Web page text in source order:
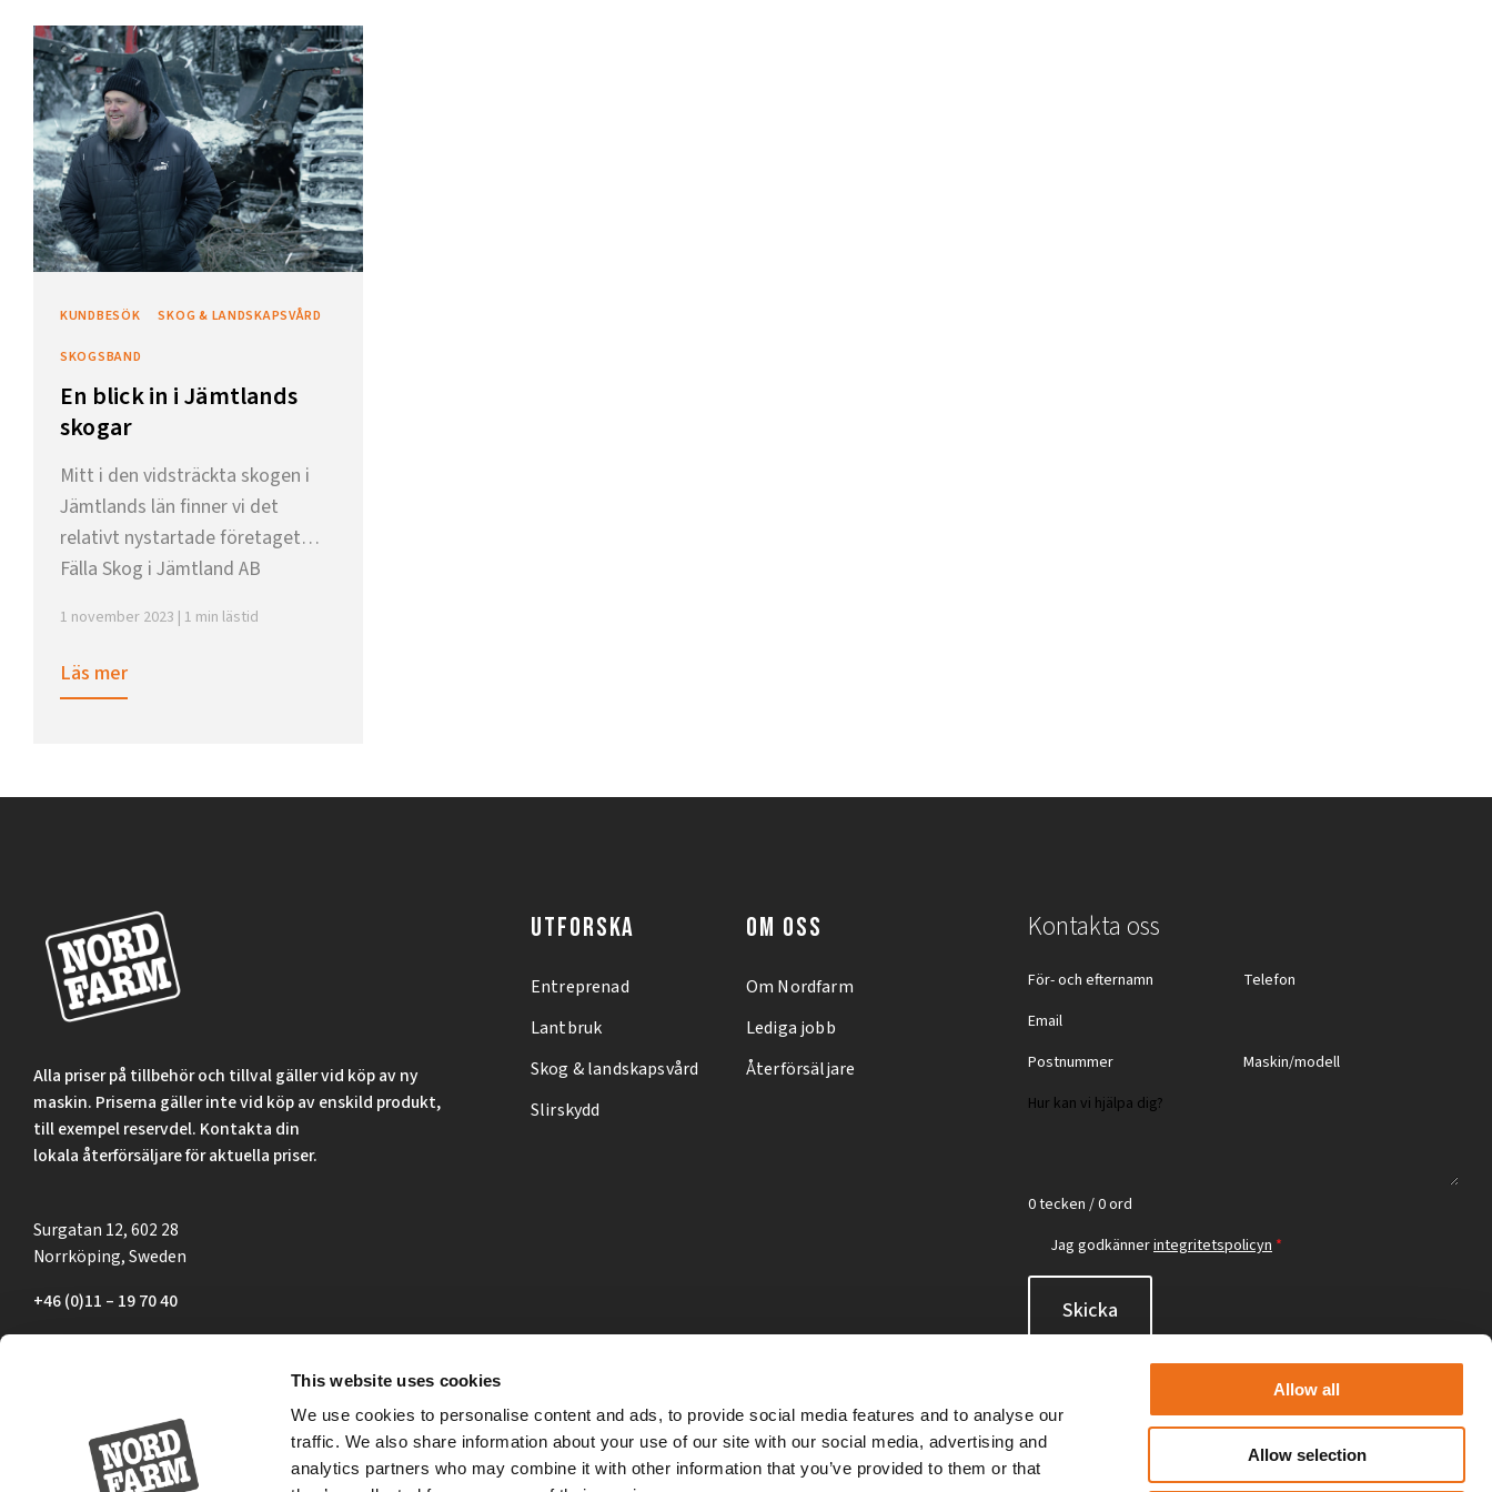
This website uses cookies
We use cookies to personalise content and ads, to provide social media features and to analyse our
traffic. We also share information about your use of our site with our social media, advertising and
analytics partners who may combine it with other information that you’ve provided to them or that
Allow all
Allow selection
KUNDBESÖK SKOG & LANDSKAPSVÅRD
SKOGSBAND
En blick in i Jämtlands
skogar
Mitt i den vidsträckta skogen i
Jämtlands län finner vi det
relativt nystartade företaget
Fälla Skog i Jämtland AB
1 november 2023 | 1 min lästid
Läs mer
Alla priser på tillbehör och tillval gäller vid köp av ny
maskin. Priserna gäller inte vid köp av enskild produkt,
till exempel reservdel. Kontakta din
lokala återförsäljare för aktuella priser.
Surgatan 12, 602 28
Norrköping, Sweden
+46 (0)11 – 19 70 40
UTFORSKA
Entreprenad
Lantbruk
Skog & landskapsvård
Slirskydd
OM OSS
Om Nordfarm
Lediga jobb
Återförsäljare
Kontakta oss
0 tecken / 0 ord
Jag godkännerintegritetspolicyn *
Skicka